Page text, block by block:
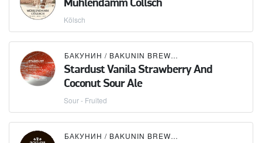
Mühlendamm Cöllsch
Kölsch
БАКУНИН / BAKUNIN BREWING CO.
Stardust Vanila Strawberry And
Coconut Sour Ale
Sour - Fruited
БАКУНИН / BAKUNIN BREWING CO.